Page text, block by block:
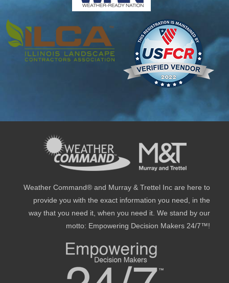
Weather Command® and Murray & Trettel Inc are here to
provide you with the exact information you need, in the
way that you need it, when you need it. We stand by our
motto: Empowering Decision Makers 24/7™!